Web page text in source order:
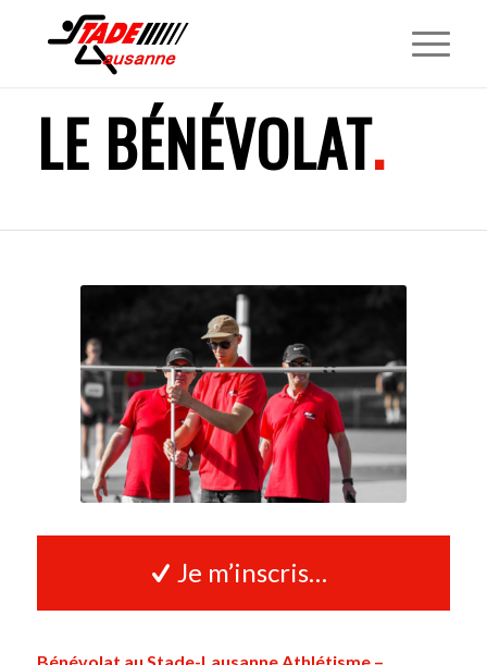
LE BÉNÉVOLAT.
Je m’inscris…
Bénévolat au Stade-Lausanne Athlétisme –